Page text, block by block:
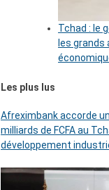
Tchad : le
les grands
Les plus lus
Afreximbank accorde
milliards de FCFA au
développement